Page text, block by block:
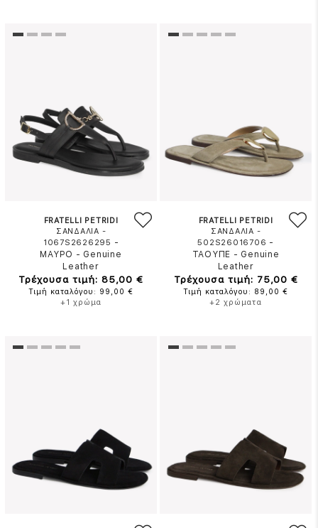
FRATELLI PETRIDI
ΣΑΝΔΑΛΙΑ -
1067S2626295 -
ΜΑΥΡΟ - Genuine
Leather
Τρέχουσα τιμή: 85,00 €
Τιμή καταλόγου: 99,00 €
+1 χρώμα
FRATELLI PETRIDI
ΣΑΝΔΑΛΙΑ -
502S26016706 -
ΤΑΟΥΠΕ - Genuine
Leather
Τρέχουσα τιμή: 75,00 €
Τιμή καταλόγου: 89,00 €
+2 χρώματα